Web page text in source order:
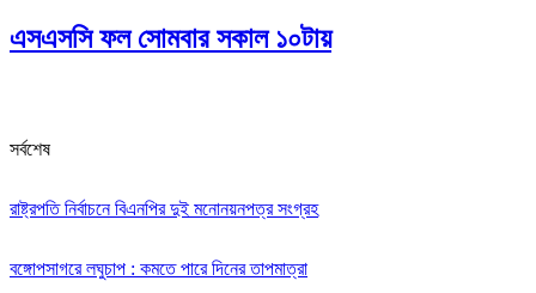
এসএসসি ফল সোমবার সকাল ১০টায়
সর্বশেষ
রাষ্ট্রপতি নির্বাচনে বিএনপির দুই মনোনয়নপত্র সংগ্রহ
বঙ্গোপসাগরে লঘুচাপ : কমতে পারে দিনের তাপমাত্রা